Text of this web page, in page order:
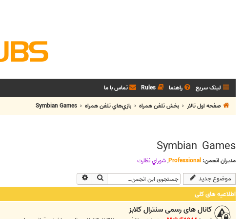
لینک سریع راهنما Rules تماس با ما
صفحه اول تالار
بخش تلفن همراه بازي‌هاي تلفن همراه Symbian Games
Symbian Games
مدیران انجمن: Professional
,شوراي نظارت
موضوع جدید جستجو
اطلاعیه های کلی
کانال های رسمی سنترال کلابز